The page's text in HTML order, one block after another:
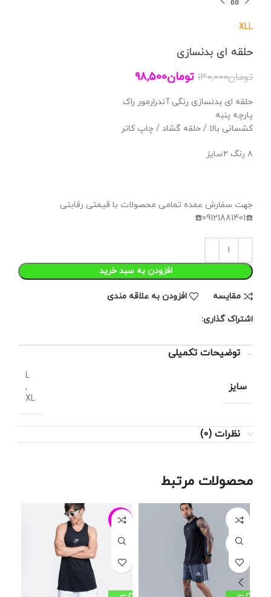
L
XL
حلقه ای بدنسازی
تومان130,000 تومان98,500
حلقه ای بدنسازی رنگی آندرارمور راک
پارچه پنبه
کشسانی بالا / حلقه گشاد / چاپ کاتر
۸ رنگ ۲سایز
جهت سفارش عمده تمامی محصولات با قیمتی رقابتی
☎️09121881401☎️
افزودن به سبد خرید
مقايسه افزودن به علاقه مندی
اشتراک گذاری:
توضیحات تکمیلی
سایز
L
,
XL
نظرات (0)
محصولات مرتبط
L
XL
-29%